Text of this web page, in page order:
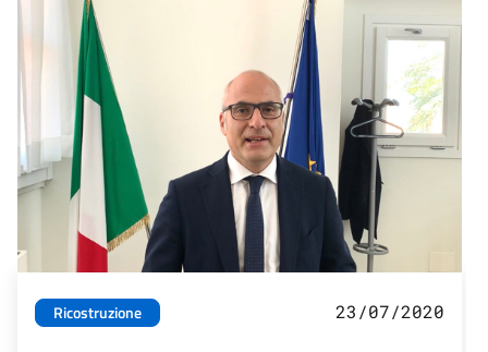
Ricostruzione 23/07/2020